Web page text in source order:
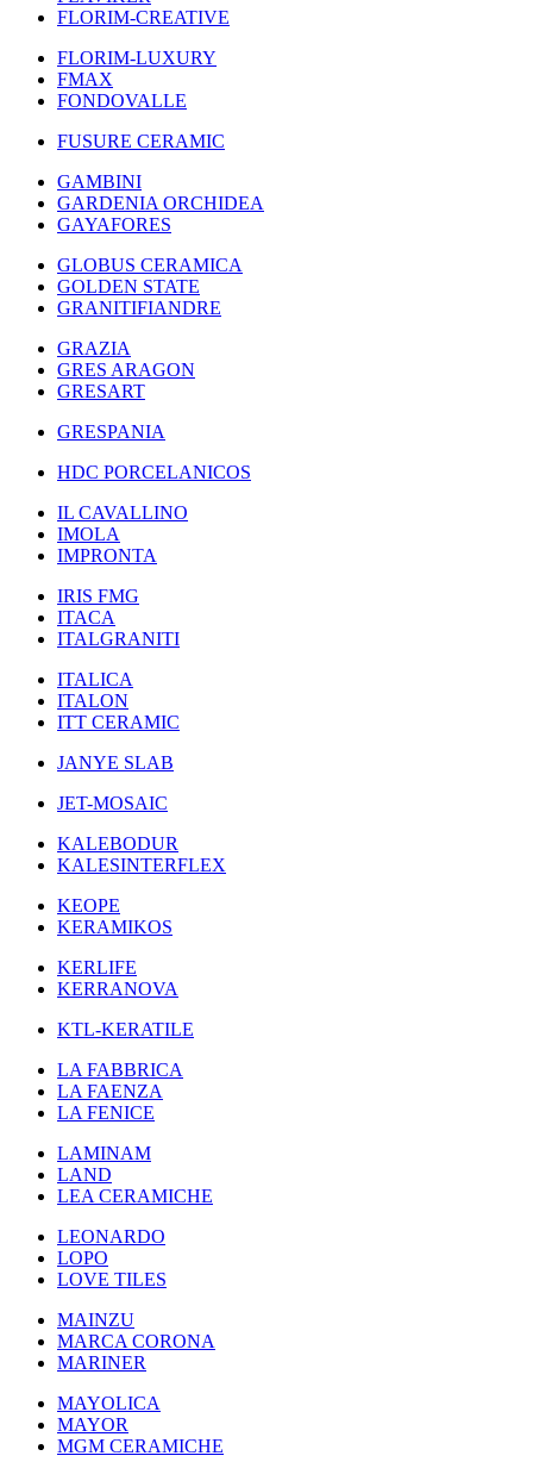
FLORIM-CREATIVE
FLORIM-LUXURY
FMAX
FONDOVALLE
FUSURE CERAMIC
GAMBINI
GARDENIA ORCHIDEA
GAYAFORES
GLOBUS CERAMICA
GOLDEN STATE
GRANITIFIANDRE
GRAZIA
GRES ARAGON
GRESART
GRESPANIA
HDC PORCELANICOS
IL CAVALLINO
IMOLA
IMPRONTA
IRIS FMG
ITACA
ITALGRANITI
ITALICA
ITALON
ITT CERAMIC
JANYE SLAB
JET-MOSAIC
KALEBODUR
KALESINTERFLEX
KEOPE
KERAMIKOS
KERLIFE
KERRANOVA
KTL-KERATILE
LA FABBRICA
LA FAENZA
LA FENICE
LAMINAM
LAND
LEA CERAMICHE
LEONARDO
LOPO
LOVE TILES
MAINZU
MARCA CORONA
MARINER
MAYOLICA
MAYOR
MGM CERAMICHE